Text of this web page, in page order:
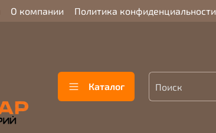
О компании Политика конфиденциальности
Каталог